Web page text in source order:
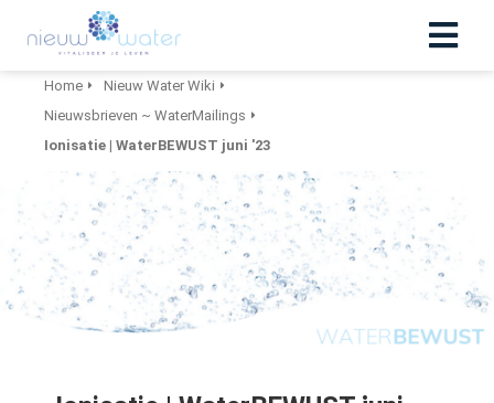
Home
Nieuw Water Wiki
Nieuwsbrieven ~ WaterMailings
Ionisatie | WaterBEWUST juni '23